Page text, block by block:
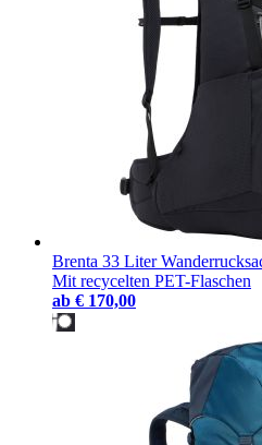
Brenta 33 Liter
Mit recycelten PET-Flaschen
ab € 170,00